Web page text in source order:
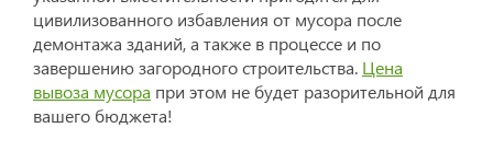
цивилизованного избавления от мусора после
демонтажа зданий, а также в процессе и по
завершению загородного строительства. Цена
вывоза мусора при этом не будет разорительной для
вашего бюджета!